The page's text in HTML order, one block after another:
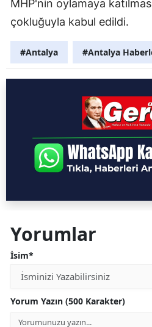
MHP'nin oylamaya
çokluğuyla kabul edildi.
#Antalya #Antalya
Yorumlar
İsim*
Yorum Yazın (500 Karakter)